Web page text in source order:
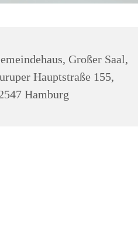
Großer Saal,
Hauptstraße 155,
Hamburg